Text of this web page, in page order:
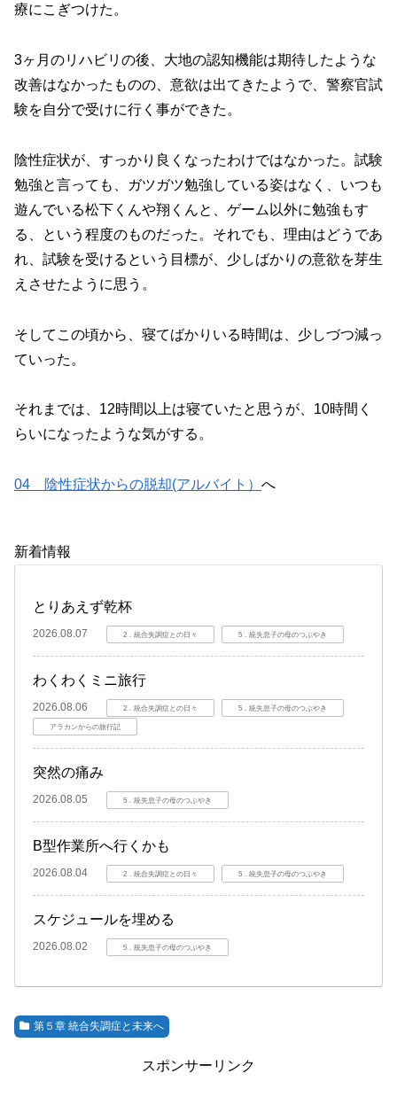
療にこぎつけた。
3ヶ月のリハビリの後、大地の認知機能は期待したような
改善はなかったものの、意欲は出てきたようで、警察官試
験を自分で受けに行く事ができた。
陰性症状が、すっかり良くなったわけではなかった。試験
勉強と言っても、ガツガツ勉強している姿はなく、いつも
遊んでいる松下くんや翔くんと、ゲーム以外に勉強もす
る、という程度のものだった。それでも、理由はどうであ
れ、試験を受けるという目標が、少しばかりの意欲を芽生
えさせたように思う。
そしてこの頃から、寝てばかりいる時間は、少しづつ減っ
ていった。
それまでは、12時間以上は寝ていたと思うが、10時間く
らいになったような気がする。
04 陰性症状からの脱却(アルバイト） へ
新着情報
とりあえず乾杯
2026.08.07 2．統合失調症との日々 5．統失息子の母のつぶやき
わくわくミニ旅行
2026.08.06 2．統合失調症との日々 5．統失息子の母のつぶやき
アラカンからの旅行記
突然の痛み
2026.08.05 5．統失息子の母のつぶやき
B型作業所へ行くかも
2026.08.04 2．統合失調症との日々 5．統失息子の母のつぶやき
スケジュールを埋める
2026.08.02 5．統失息子の母のつぶやき
第５章 統合失調症と未来へ
スポンサーリンク